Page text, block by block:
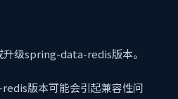
级spring-data-redis版本。
版本可能会引起兼容性问